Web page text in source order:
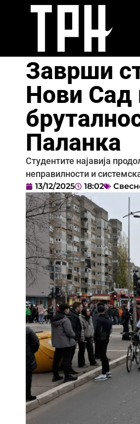
Заврши
Нови Сад
Паланка
Студентите најавија
неправилности и
13/12/2025 18:02